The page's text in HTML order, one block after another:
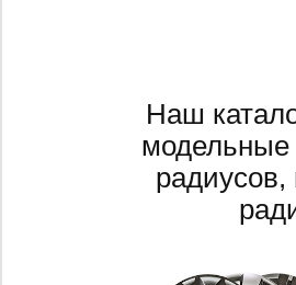
Наш
модельные
радиусов,